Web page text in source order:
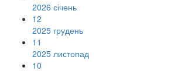
2026 січень
12
2025 грудень
11
2025 листопад
10